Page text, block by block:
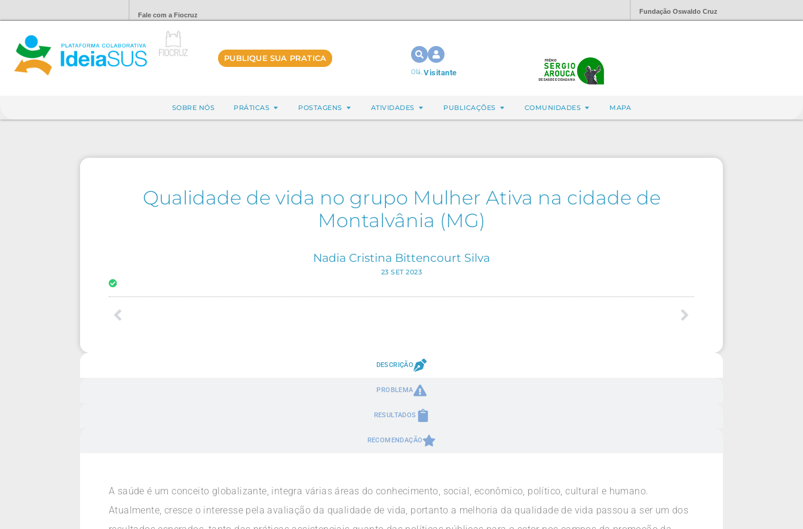
Fale com a Fiocruz Fundação Oswaldo Cruz
PUBLIQUE SUA PRATICA
Olá,Visitante
SOBRE NÓS PRÁTICAS POSTAGENS ATIVIDADES PUBLICAÇÕES COMUNIDADES MAPA
Qualidade de vida no grupo Mulher Ativa na cidade de
Montalvânia (MG)
Nadia Cristina Bittencourt Silva
23 SET 2023
DESCRIÇÃO
PROBLEMA
RESULTADOS
RECOMENDAÇÃO
A saúde é um conceito globalizante, integra várias áreas do conhecimento, social, econômico, político, cultural e humano.
Atualmente, cresce o interesse pela avaliação da qualidade de vida, portanto a melhoria da qualidade de vida passou a ser um dos